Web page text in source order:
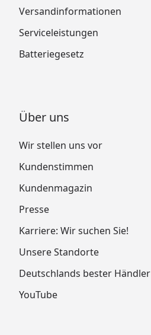
Versandinformationen
Serviceleistungen
Batteriegesetz
Über uns
Wir stellen uns vor
Kundenstimmen
Kundenmagazin
Presse
Karriere: Wir suchen Sie!
Unsere Standorte
Deutschlands bester Händler
YouTube